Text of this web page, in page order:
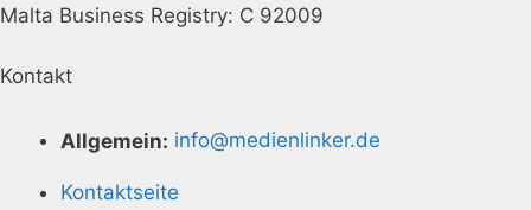
Malta Business Registry: C 92009
Kontakt
Allgemein: info@medienlinker.de
Kontaktseite